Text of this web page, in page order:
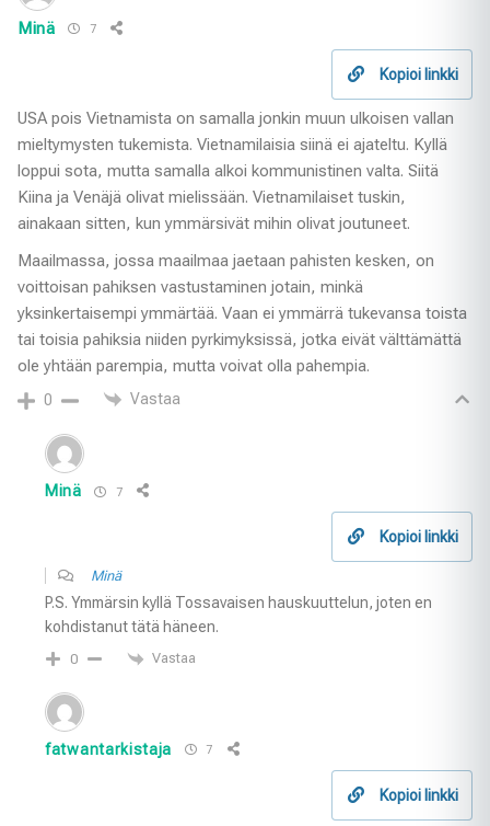
Minä 7
Kopioi linkki
USA pois Vietnamista on samalla jonkin muun ulkoisen vallan
mieltymysten tukemista. Vietnamilaisia siinä ei ajateltu. Kyllä
loppui sota, mutta samalla alkoi kommunistinen valta. Siitä
Kiina ja Venäjä olivat mielissään. Vietnamilaiset tuskin,
ainakaan sitten, kun ymmärsivät mihin olivat joutuneet.
Maailmassa, jossa maailmaa jaetaan pahisten kesken, on
voittoisan pahiksen vastustaminen jotain, minkä
yksinkertaisempi ymmärtää. Vaan ei ymmärrä tukevansa toista
tai toisia pahiksia niiden pyrkimyksissä, jotka eivät välttämättä
ole yhtään parempia, mutta voivat olla pahempia.
0 Vastaa
Minä 7
Kopioi linkki
Minä
P.S. Ymmärsin kyllä Tossavaisen hauskuuttelun, joten en
kohdistanut tätä häneen.
0 Vastaa
fatwantarkistaja 7
Kopioi linkki